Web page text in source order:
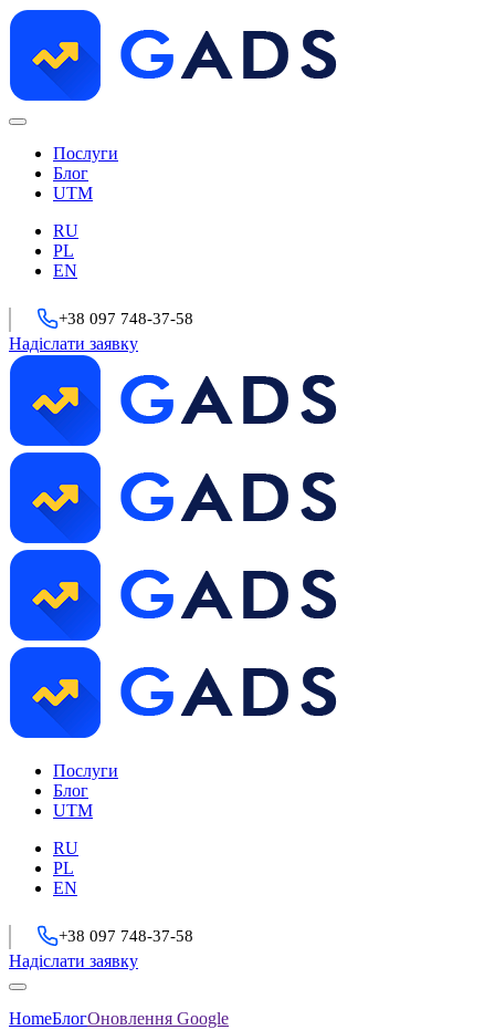
Послуги
Блог
UTM
RU
PL
EN
+38 097 748-37-58
Надіслати заявку
Послуги
Блог
UTM
RU
PL
EN
+38 097 748-37-58
Надіслати заявку
HomeБлогОновлення Google